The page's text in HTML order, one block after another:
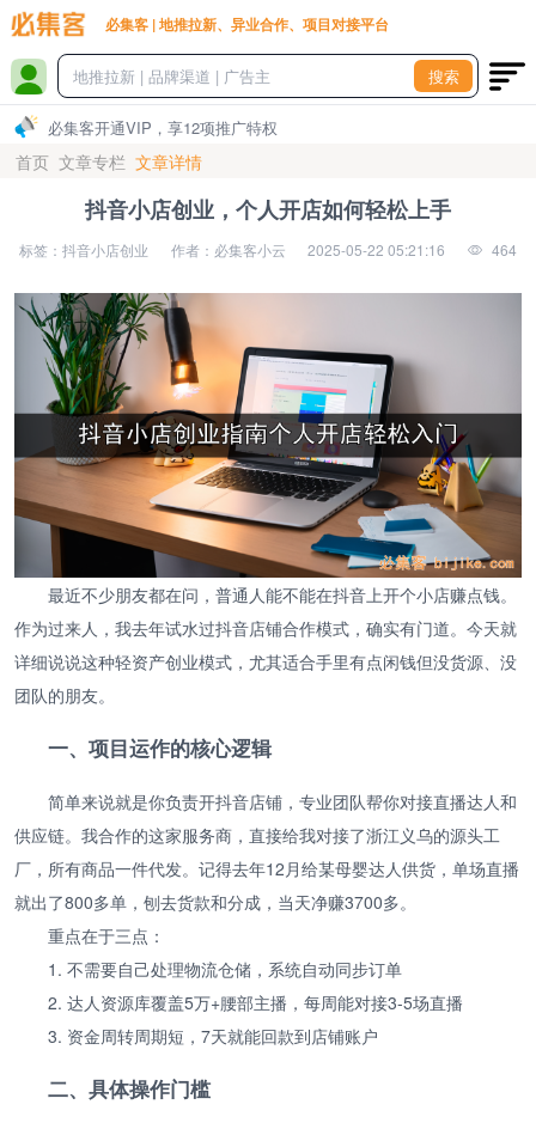
必集客 | 地推拉新、异业合作、项目对接平台
搜索
必集客开通VIP，享12项推广特权
首页 文章专栏 文章详情
抖音小店创业，个人开店如何轻松上手
标签：抖音小店创业 作者：必集客小云 2025-05-22 05:21:16 464
最近不少朋友都在问，普通人能不能在抖音上开个小店赚点钱。
作为过来人，我去年试水过抖音店铺合作模式，确实有门道。今天就
详细说说这种轻资产创业模式，尤其适合手里有点闲钱但没货源、没
团队的朋友。
一、项目运作的核心逻辑
简单来说就是你负责开抖音店铺，专业团队帮你对接直播达人和
供应链。我合作的这家服务商，直接给我对接了浙江义乌的源头工
厂，所有商品一件代发。记得去年12月给某母婴达人供货，单场直播
就出了800多单，刨去货款和分成，当天净赚3700多。
重点在于三点：
1. 不需要自己处理物流仓储，系统自动同步订单
2. 达人资源库覆盖5万+腰部主播，每周能对接3-5场直播
3. 资金周转周期短，7天就能回款到店铺账户
二、具体操作门槛